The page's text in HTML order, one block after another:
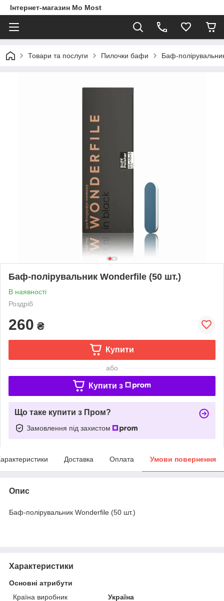
Інтернет-магазин Mo Most
Товари та послуги Пилочки бафи Баф-
Баф-полірувальник Wonderfile (50 шт.)
В наявності
Роздріб
260 ₴
Купити
або
Купити з
Що таке купити з Пром?
Замовлення під захистом
Доставка Оплата Умови повернення
Опис
Баф-полірувальник Wonderfile (50 шт.)
Характеристики
Основні атрибути
Країна виробник
Україна